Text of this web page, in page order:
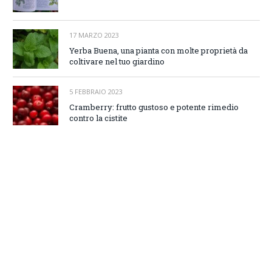
17 MARZO 2023
Yerba Buena, una pianta con molte proprietà da
coltivare nel tuo giardino
5 FEBBRAIO 2023
Cramberry: frutto gustoso e potente rimedio
contro la cistite